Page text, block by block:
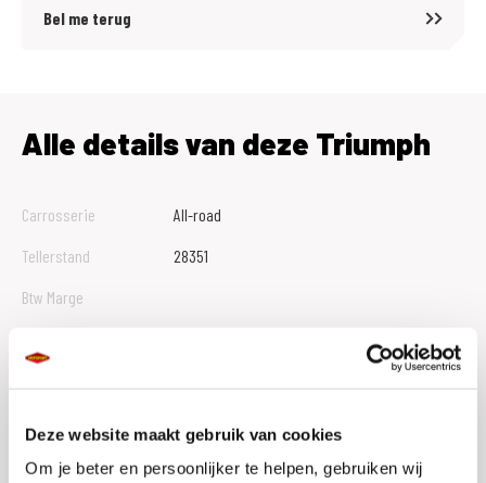
Deze website maakt gebruik van cookies
Om je beter en persoonlijker te helpen, gebruiken wij
Bel me terug
Alle details van deze Triumph
Carrosserie
All-road
Tellerstand
28351
Btw Marge
Rijbewijs type
A